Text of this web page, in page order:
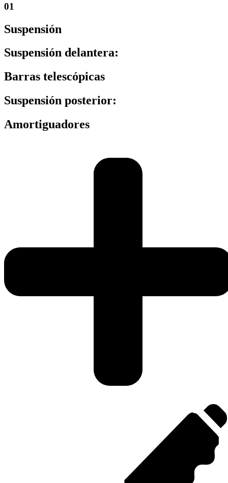
01
Suspensión
Suspensión delantera:
Barras telescópicas
Suspensión posterior:
Amortiguadores